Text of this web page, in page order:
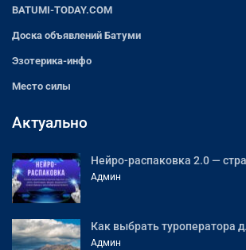
BATUMI-TODAY.COM
Доска объявлений Батуми
Эзотерика-инфо
Место силы
Актуально
Нейро-распаковка 2.0 —
Админ
Как выбрать туроператора
Админ